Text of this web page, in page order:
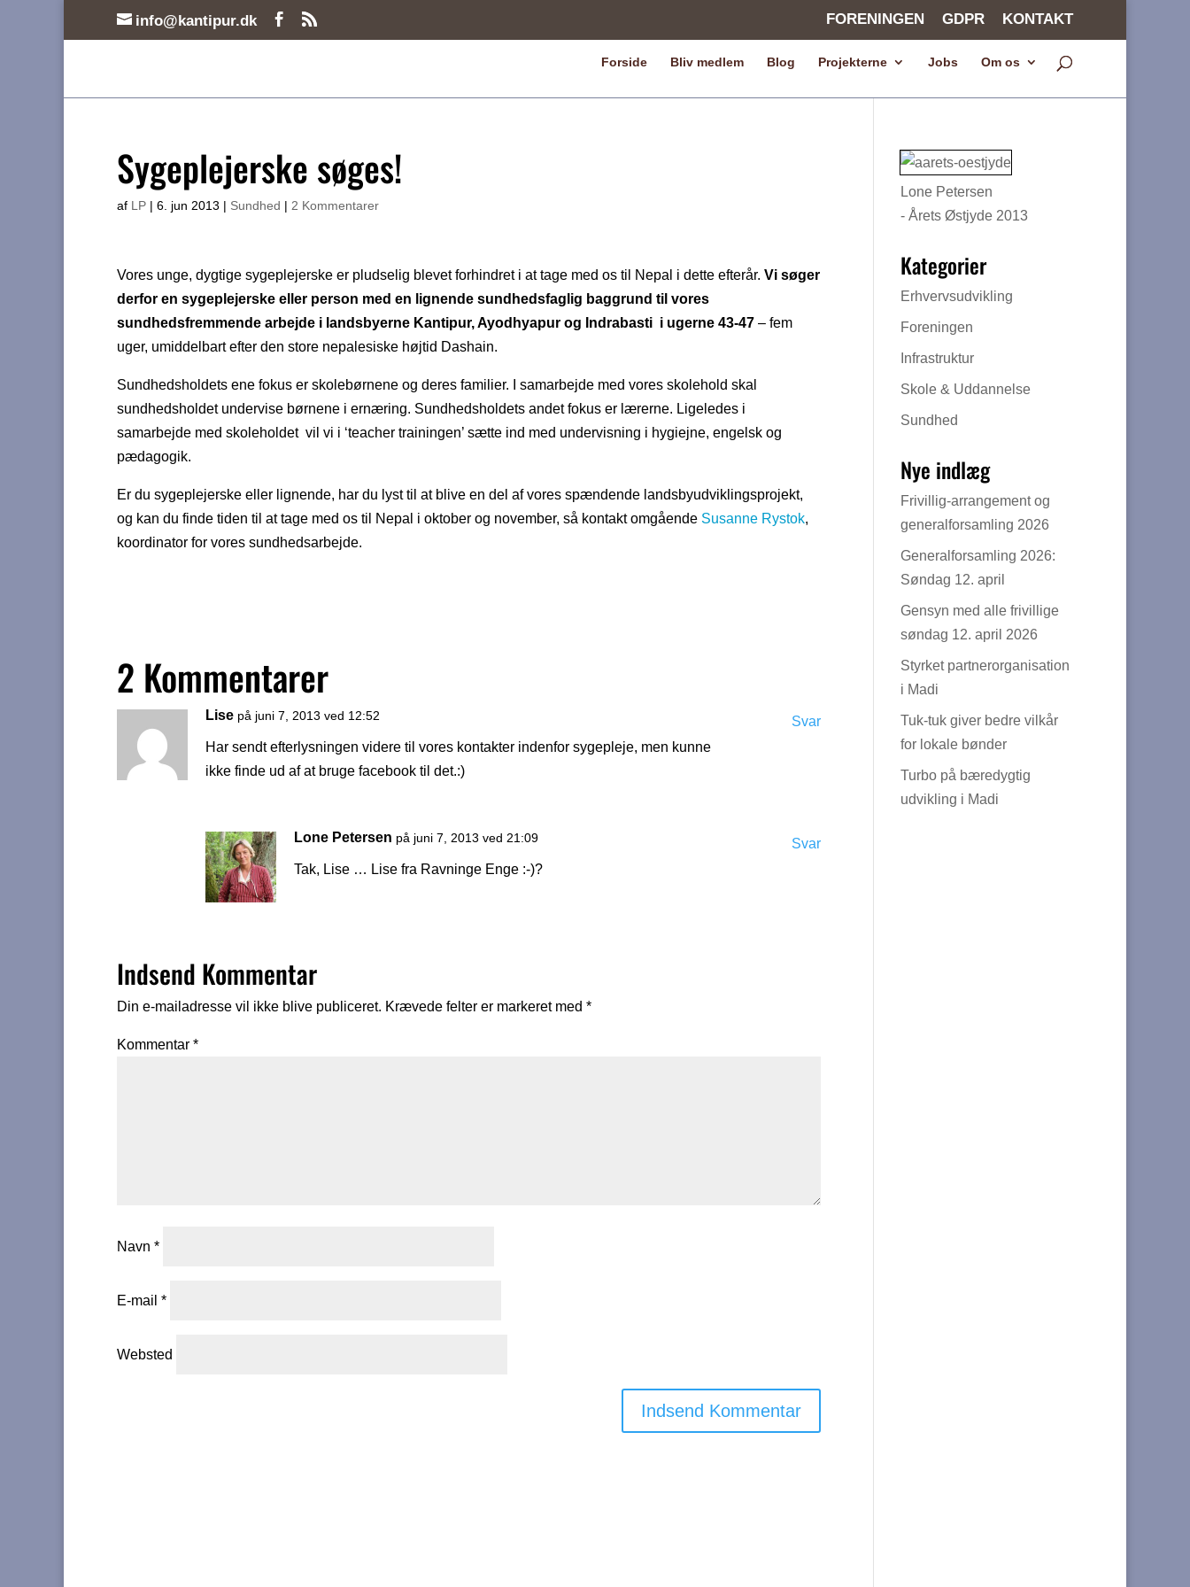
info@kantipur.dk FORENINGEN GDPR KONTAKT
Forside Bliv medlem Blog Projekterne Jobs Om os
Sygeplejerske søges!
af LP | 6. jun 2013 | Sundhed | 2 Kommentarer
Vores unge, dygtige sygeplejerske er pludselig blevet forhindret i at tage med os til Nepal i dette efterår. Vi søger
derfor en sygeplejerske eller person med en lignende sundhedsfaglig baggrund til vores
sundhedsfremmende arbejde i landsbyerne Kantipur, Ayodhyapur og Indrabasti i ugerne 43-47 – fem
uger, umiddelbart efter den store nepalesiske højtid Dashain.
Sundhedsholdets ene fokus er skolebørnene og deres familier. I samarbejde med vores skolehold skal
sundhedsholdet undervise børnene i ernæring. Sundhedsholdets andet fokus er lærerne. Ligeledes i
samarbejde med skoleholdet vil vi i ‘teacher trainingen’ sætte ind med undervisning i hygiejne, engelsk og
pædagogik.
Er du sygeplejerske eller lignende, har du lyst til at blive en del af vores spændende landsbyudviklingsprojekt,
og kan du finde tiden til at tage med os til Nepal i oktober og november, så kontakt omgående Susanne Rystok,
koordinator for vores sundhedsarbejde.
2 Kommentarer
Lise på juni 7, 2013 ved 12:52
Har sendt efterlysningen videre til vores kontakter indenfor sygepleje, men kunne
ikke finde ud af at bruge facebook til det.:)
Svar
Lone Petersen på juni 7, 2013 ved 21:09
Tak, Lise … Lise fra Ravninge Enge :-)?
Svar
Indsend Kommentar
Din e-mailadresse vil ikke blive publiceret. Krævede felter er markeret med *
Kommentar *
Navn *
E-mail *
Websted
Lone Petersen
- Årets Østjyde 2013
Kategorier
Erhvervsudvikling
Foreningen
Infrastruktur
Skole & Uddannelse
Sundhed
Nye indlæg
Frivillig-arrangement og
generalforsamling 2026
Generalforsamling 2026:
Søndag 12. april
Gensyn med alle frivillige
søndag 12. april 2026
Styrket partnerorganisation
i Madi
Tuk-tuk giver bedre vilkår
for lokale bønder
Turbo på bæredygtig
udvikling i Madi